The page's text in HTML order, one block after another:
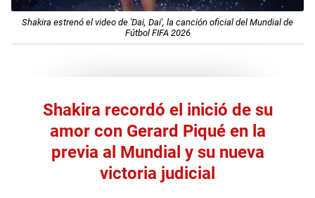
Shakira estrenó el video de 'Dai, Dai', la canción oficial del Mundial de
Fútbol FIFA 2026
Shakira recordó el inició de su
amor con Gerard Piqué en la
previa al Mundial y su nueva
victoria judicial